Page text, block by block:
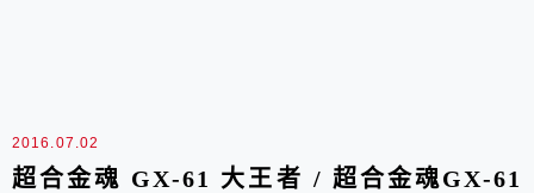
2016.07.02
超合金魂 GX-61 大王者 / 超合金魂GX-61